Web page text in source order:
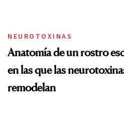
NEUROTOXINAS
Anatomía de un rostro
en las que las
remodelan